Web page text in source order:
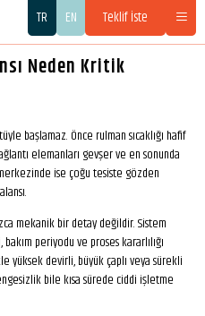
TR EN Teklif İste
Neden Kritik
başlamaz. Önce rulman sıcaklığı hafif
elemanları gevşer ve en sonunda
ise çoğu tesiste gözden
mekanik bir detay değildir. Sistem
periyodu ve proses kararlılığı
devirli, büyük çaplı veya sürekli
bile kısa sürede ciddi işletme